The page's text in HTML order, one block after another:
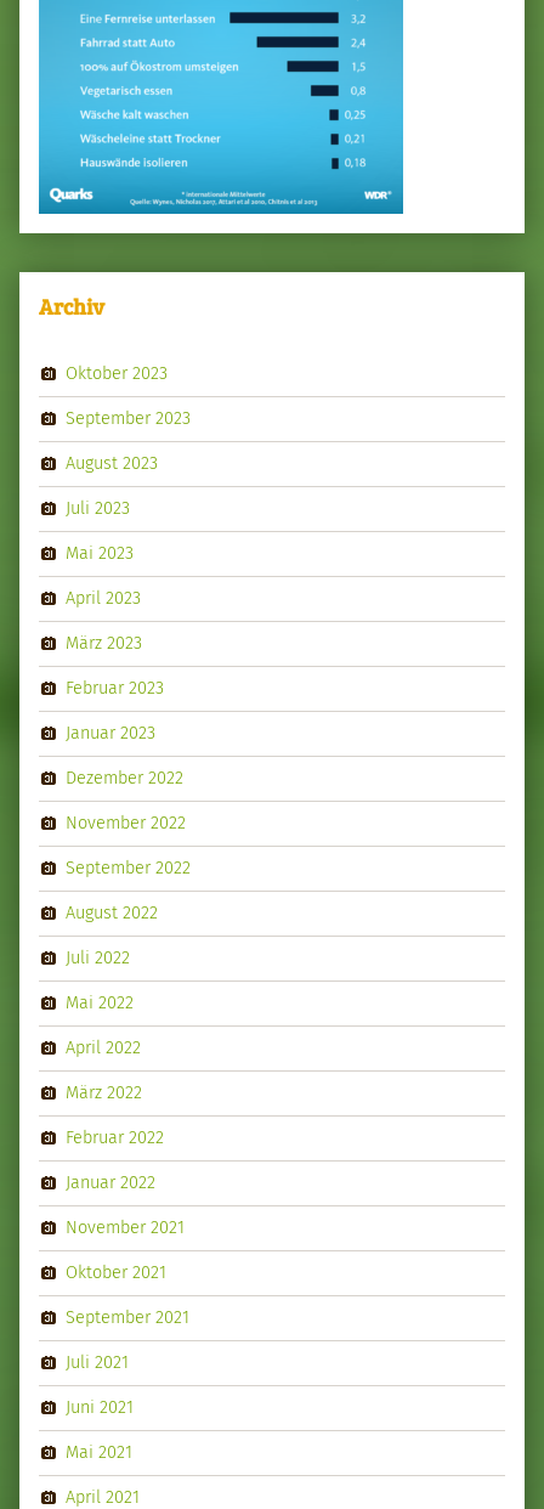
Archiv
Oktober 2023
September 2023
August 2023
Juli 2023
Mai 2023
April 2023
März 2023
Februar 2023
Januar 2023
Dezember 2022
November 2022
September 2022
August 2022
Juli 2022
Mai 2022
April 2022
März 2022
Februar 2022
Januar 2022
November 2021
Oktober 2021
September 2021
Juli 2021
Juni 2021
Mai 2021
April 2021